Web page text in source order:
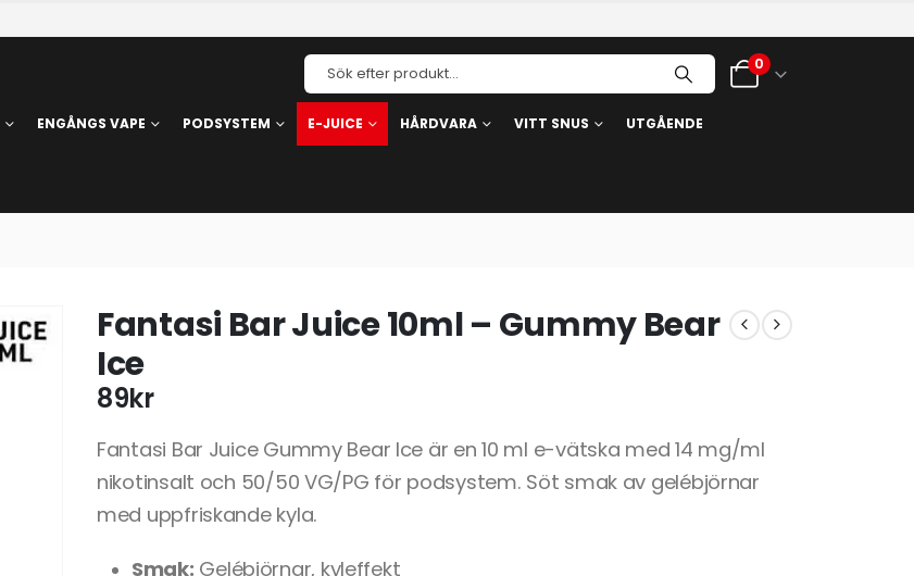
0
ENGÅNGS VAPE PODSYSTEM E-JUICE HÅRDVARA VITT SNUS UTGÅENDE
Fantasi Bar Juice 10ml – Gummy Bear
Ice
89kr
Fantasi Bar Juice Gummy Bear Ice är en 10 ml e-vätska med 14 mg/ml
nikotinsalt och 50/50 VG/PG för podsystem. Söt smak av gelébjörnar
med uppfriskande kyla.
Smak: Gelébjörnar, kyleffekt